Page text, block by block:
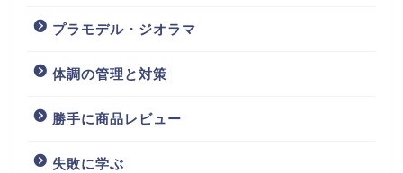
プラモデル・ジオラマ
体調の管理と対策
勝手に商品レビュー
失敗に学ぶ